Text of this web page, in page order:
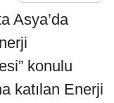
Asya’da
konulu
katılan Enerji